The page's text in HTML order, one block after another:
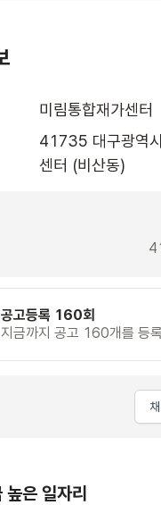
미림통합재가센터
41735 대구광역
센터 (비산동)
공고등록 160회
지금까지 공고 160개를 등
은 일자리